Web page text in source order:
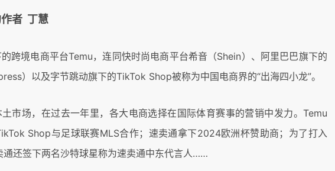
者 丁慧
跨境电商平台Temu，连同快时尚电商平台希音（Shein）、阿里巴巴旗下的
）以及字节跳动旗下的TikTok Shop被称为中国电商界的“出海四小龙”。
市场，在过去一年里，各大电商选择在国际体育赛事的营销中发力。Temu
Shop与足球联赛MLS合作；速卖通拿下2024欧洲杯赞助商；为了打入
通还签下两名沙特球星称为速卖通中东代言人……